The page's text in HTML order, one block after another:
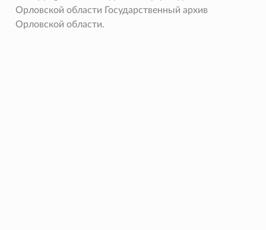
Орловской области Государственный архив
Орловской области.